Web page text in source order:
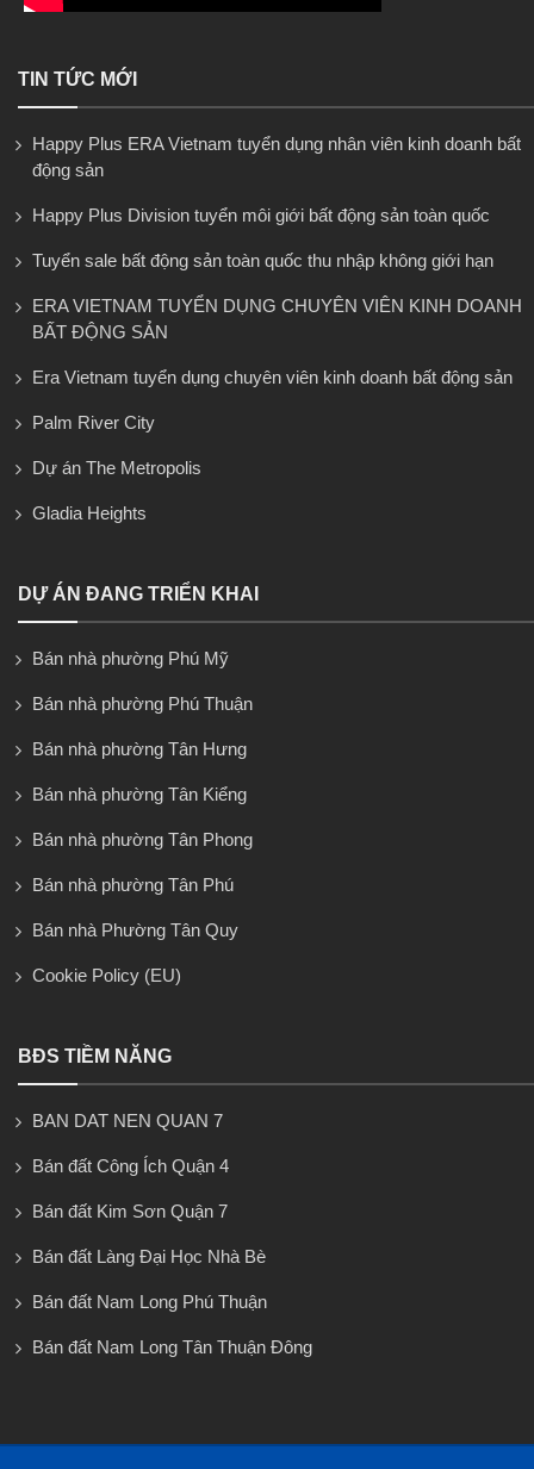
TIN TỨC MỚI
Happy Plus ERA Vietnam tuyển dụng nhân viên kinh doanh bất
động sản
Happy Plus Division tuyển môi giới bất động sản toàn quốc
Tuyển sale bất động sản toàn quốc thu nhập không giới hạn
ERA VIETNAM TUYỂN DỤNG CHUYÊN VIÊN KINH DOANH
BẤT ĐỘNG SẢN
Era Vietnam tuyển dụng chuyên viên kinh doanh bất động sản
Palm River City
Dự án The Metropolis
Gladia Heights
DỰ ÁN ĐANG TRIỂN KHAI
Bán nhà phường Phú Mỹ
Bán nhà phường Phú Thuận
Bán nhà phường Tân Hưng
Bán nhà phường Tân Kiểng
Bán nhà phường Tân Phong
Bán nhà phường Tân Phú
Bán nhà Phường Tân Quy
Cookie Policy (EU)
BĐS TIỀM NĂNG
BAN DAT NEN QUAN 7
Bán đất Công Ích Quận 4
Bán đất Kim Sơn Quận 7
Bán đất Làng Đại Học Nhà Bè
Bán đất Nam Long Phú Thuận
Bán đất Nam Long Tân Thuận Đông